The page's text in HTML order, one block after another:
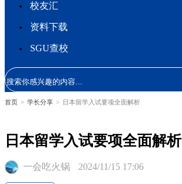
校友汇
资料下载
SGU查校
首页 > 学长分享 > 日本留学入试要项全面解析
日本留学入试要项全面解析
一会吃火锅 2024/11/15 17:06